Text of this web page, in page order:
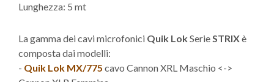
Lunghezza: 5 mt
La gamma dei cavi microfonici Quik LokSerieSTRIXè
composta dai modelli:
- Quik Lok MX/775 cavo Cannon XRL Maschio <->